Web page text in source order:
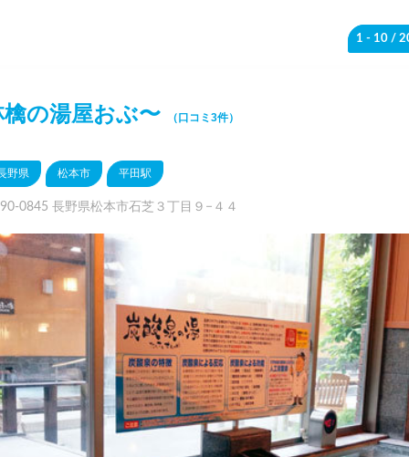
1 - 10 /
檎の湯屋おぶ〜 （口コミ3件）
野県 松本市 平田駅
0845 長野県松本市石芝３丁目９−４４